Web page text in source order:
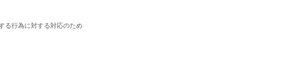
る行為に対する対応のため